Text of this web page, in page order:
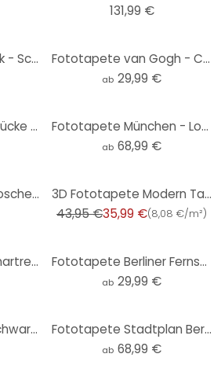
131,99 €
Fototapete New York - Schwarz-Weiß - Rund - Love your City - Selbstklebend/Vlies Fototapete van Gogh - Café-Terrasse am Abend - Rund - Selbstklebend/Vlies
ab 29,99 €
Fototapete Engelsbrücke mit Petersdom Fototapete München - Love your City
ab 68,99 €
Fototapete Blaue Moschee
3D Fototapete Modern Tapete Bunt Wohnzimmer moderne Vliestapete Schlafzimmer
43,95 €35,99 €(8,08 €/m²)
Fototapete - Montmartre - 144x260 cm
Fototapete Berliner Fernsehturm - Rund - Selbstklebend/Vlies
ab 29,99 €
Fototapete Köln - schwarz-weiß - Love your City Fototapete Stadtplan Berlin
ab 68,99 €